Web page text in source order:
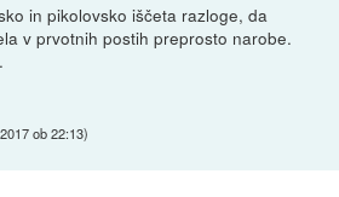
in pikolovsko iščeta razloge, da
v prvotnih postih preprosto narobe.
ob 22:13)